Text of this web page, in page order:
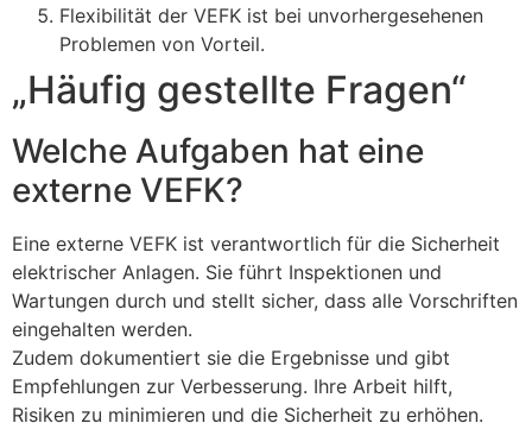
Flexibilität der VEFK ist bei unvorhergesehenen
Problemen von Vorteil.
„Häufig gestellte Fragen“
Welche Aufgaben hat eine
externe VEFK?
Eine externe VEFK ist verantwortlich für die Sicherheit
elektrischer Anlagen. Sie führt Inspektionen und
Wartungen durch und stellt sicher, dass alle Vorschriften
eingehalten werden.
Zudem dokumentiert sie die Ergebnisse und gibt
Empfehlungen zur Verbesserung. Ihre Arbeit hilft,
Risiken zu minimieren und die Sicherheit zu erhöhen.